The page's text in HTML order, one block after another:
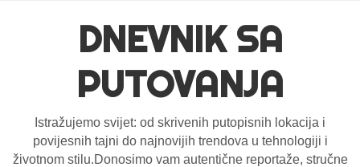
DNEVNIK SA
PUTOVANJA
Istražujemo svijet: od skrivenih putopisnih lokacija i
povijesnih tajni do najnovijih trendova u tehnologiji i
životnom stilu.Donosimo vam autentične reportaže, stručne